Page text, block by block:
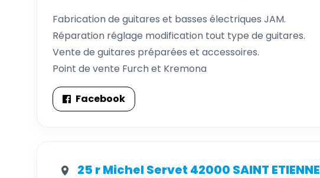
Fabrication de guitares et basses électriques JAM.
Réparation réglage modification tout type de guitares.
Vente de guitares préparées et accessoires.
Point de vente Furch et Kremona
Facebook
25 r Michel Servet 42000 SAINT ETIENNE